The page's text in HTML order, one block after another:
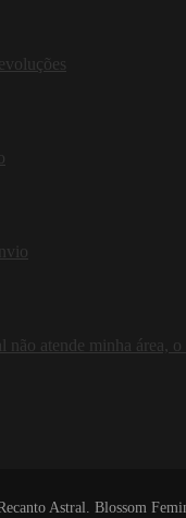
não atende minha área, o
Astral. Blossom